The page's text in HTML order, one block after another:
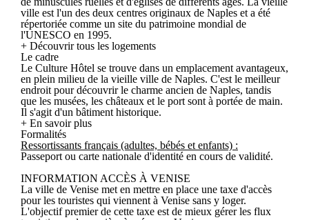
ville est l'un des deux centres originaux de Naples et a été
répertoriée comme un site du patrimoine mondial de
l'UNESCO en 1995.
+ Découvrir tous les logements
Le cadre
Le Culture Hôtel se trouve dans un emplacement avantageux,
en plein milieu de la vieille ville de Naples. C'est le meilleur
endroit pour découvrir le charme ancien de Naples, tandis
que les musées, les châteaux et le port sont à portée de main.
Il s'agit d'un bâtiment historique.
+ En savoir plus
Formalités
Ressortissants français (adultes, bébés et enfants) :
Passeport ou carte nationale d'identité en cours de validité.
INFORMATION ACCÈS À VENISE
La ville de Venise met en mettre en place une taxe d'accès
pour les touristes qui viennent à Venise sans y loger.
L'objectif premier de cette taxe est de mieux gérer les flux